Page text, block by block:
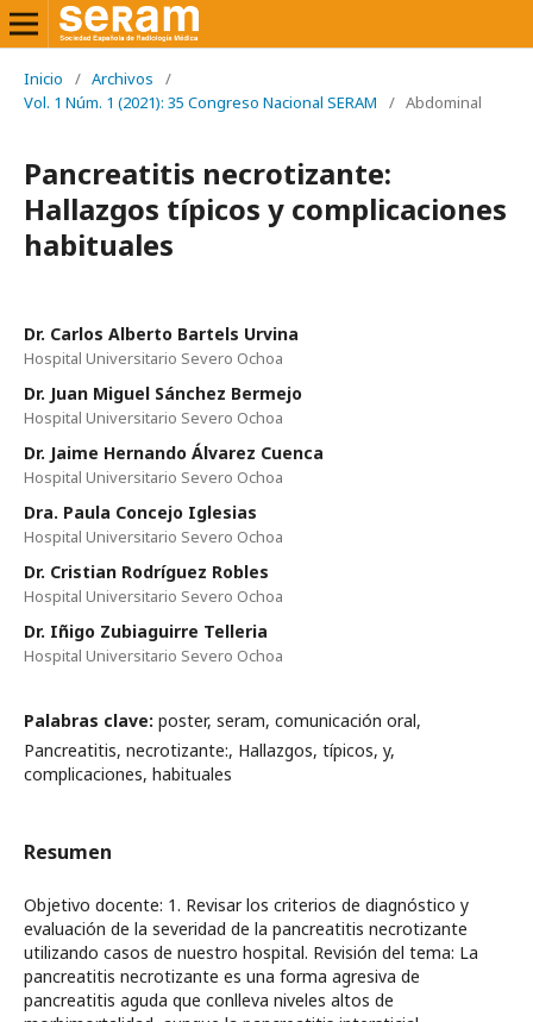
Inicio / Archivos
/
Vol. 1 Núm. 1 (2021): 35 Congreso Nacional SERAM
/ Abdominal
Pancreatitis necrotizante:
Hallazgos típicos y complicaciones
habituales
Dr. Carlos Alberto Bartels Urvina
Hospital Universitario Severo Ochoa
Dr. Juan Miguel Sánchez Bermejo
Hospital Universitario Severo Ochoa
Dr. Jaime Hernando Álvarez Cuenca
Hospital Universitario Severo Ochoa
Dra. Paula Concejo Iglesias
Hospital Universitario Severo Ochoa
Dr. Cristian Rodríguez Robles
Hospital Universitario Severo Ochoa
Dr. Iñigo Zubiaguirre Telleria
Hospital Universitario Severo Ochoa
Palabras clave: poster, seram, comunicación oral,
Pancreatitis, necrotizante:, Hallazgos, típicos, y,
complicaciones, habituales
Resumen
Objetivo docente: 1. Revisar los criterios de diagnóstico y
evaluación de la severidad de la pancreatitis necrotizante
utilizando casos de nuestro hospital. Revisión del tema: La
pancreatitis necrotizante es una forma agresiva de
pancreatitis aguda que conlleva niveles altos de